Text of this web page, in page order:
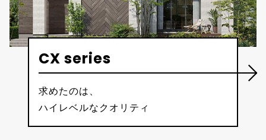
CX series
求めたのは、
ハイレベルなクオリティ